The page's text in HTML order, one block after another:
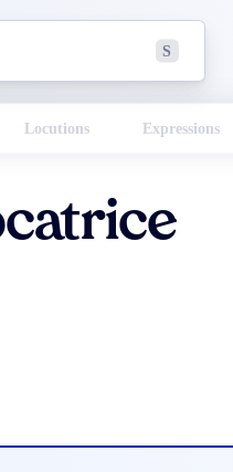
S
Locutions Expressions